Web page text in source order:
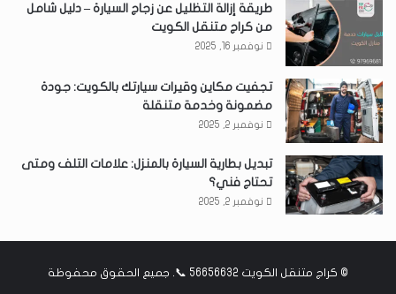
طريقة إزالة التظليل عن زجاج السيارة – دليل شامل
من كراج متنقل الكويت
نوفمبر 16, 2025
تجفيت مكاين وقيرات سيارتك بالكويت: جودة
مضمونة وخدمة متنقلة
نوفمبر 2, 2025
تبديل بطارية السيارة بالمنزل: علامات التلف ومتى
تحتاج فني؟
نوفمبر 2, 2025
© كراج متنقل الكويت 56656632 📞 . جميع الحقوق محفوظة